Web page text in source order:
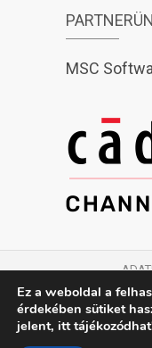
MSC
© 2026
Ez a weboldal a
érdekében sütiket
jelent, itt